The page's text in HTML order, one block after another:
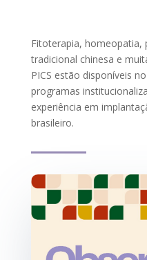
Fitoterapia, homeopatia,
tradicional chinesa e
PICS estão disponíveis
programas
experiência em
brasileiro.